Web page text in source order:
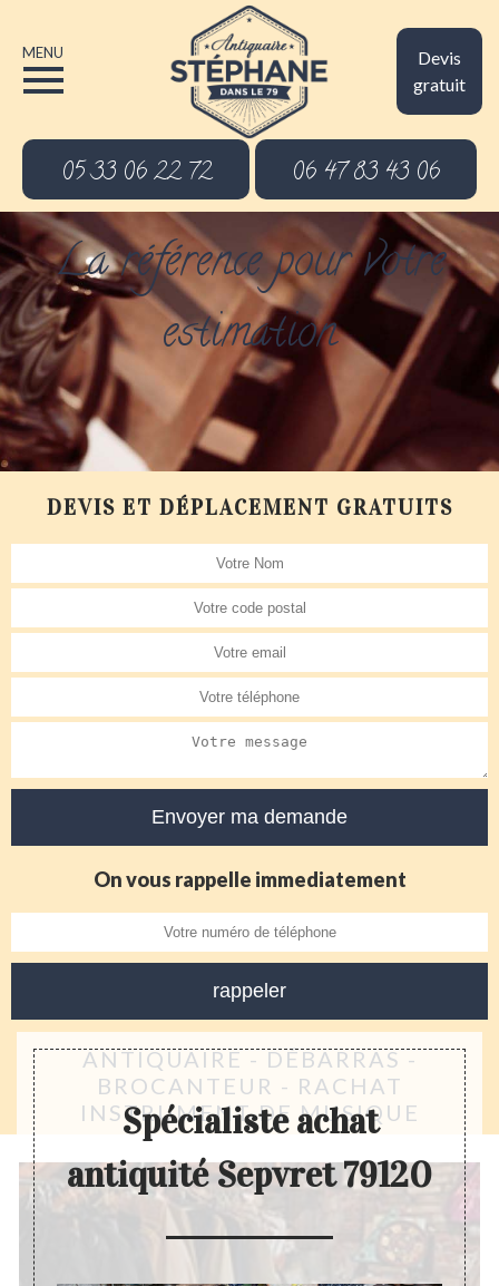
Devis
gratuit
MENU
05 33 06 22 72 06 47 83 43 06
La référence pour votre
estimation
DEVIS ET DÉPLACEMENT GRATUITS
On vous rappelle immediatement
ANTIQUAIRE - DÉBARRAS -
BROCANTEUR - RACHAT
INSTRUMENT DE MUSIQUE
Spécialiste achat
antiquité Sepvret 79120